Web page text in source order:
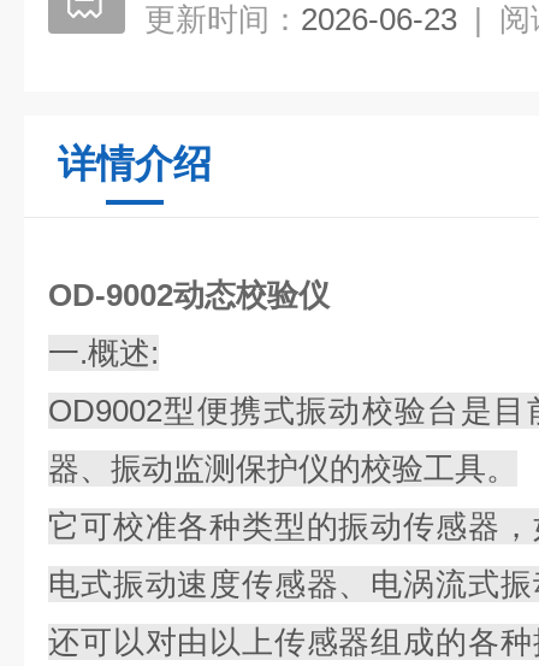
更新时间： 2026-06-23 | 阅
详情介绍
OD-9002动态校验仪
一.概述:
OD9002型便携式振动校验台是
器、振动监测保护仪的校验工具。
它可校准各种类型的振动传感器
电式振动速度传感器、电涡流式
还可以对由以上传感器组成的各